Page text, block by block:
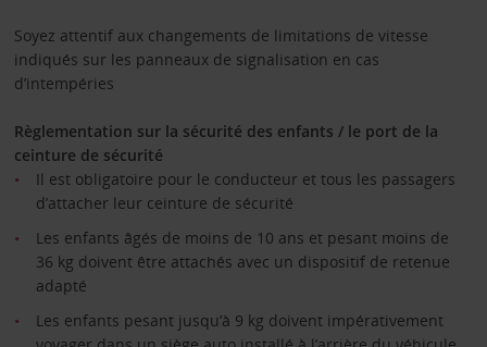
Soyez attentif aux changements de limitations de vitesse
indiqués sur les panneaux de signalisation en cas
d’intempéries
Règlementation sur la sécurité des enfants / le port de la
ceinture de sécurité
Il est obligatoire pour le conducteur et tous les passagers
d’attacher leur ceinture de sécurité
Les enfants âgés de moins de 10 ans et pesant moins de
36 kg doivent être attachés avec un dispositif de retenue
adapté
Les enfants pesant jusqu’à 9 kg doivent impérativement